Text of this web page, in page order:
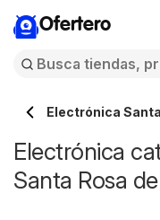
Ofertero
Electrónica
Electrónica
Santa Rosa